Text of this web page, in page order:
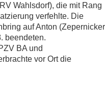
Wahlsdorf), die mit Rang
verfehlte. Die
auf Anton (Zepernicker
beendeten.
BA und
vor Ort die